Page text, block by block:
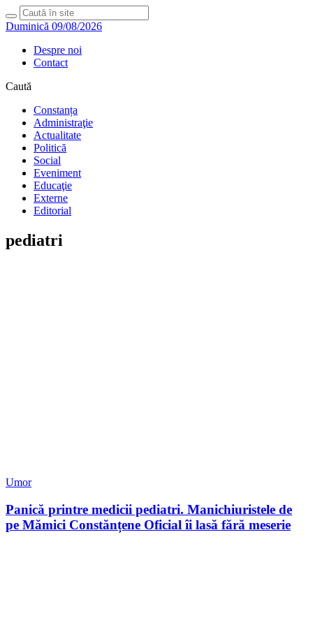
Duminică 09/08/2026
Despre noi
Contact
Caută
Constanța
Administraţie
Actualitate
Politică
Social
Eveniment
Educaţie
Externe
Editorial
pediatri
Umor
Panică printre medicii pediatri. Manichiuristele de
pe Mămici Constănțene Oficial îi lasă fără meserie